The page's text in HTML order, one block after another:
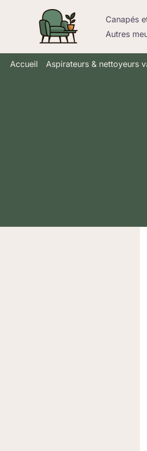
Canapés
Autres
Accueil Aspirateurs & nettoyeurs